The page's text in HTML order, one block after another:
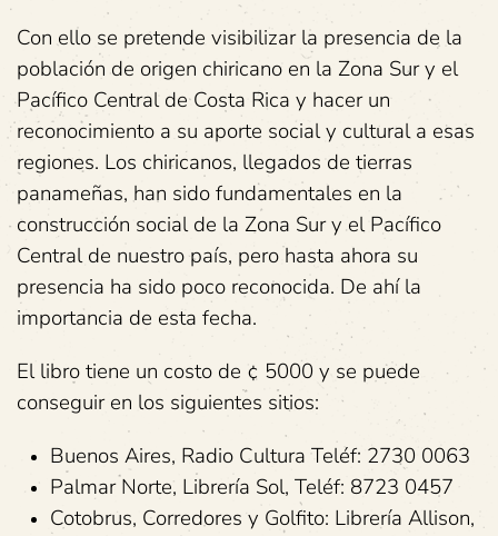
Con ello se pretende visibilizar la presencia de la
población de origen chiricano en la Zona Sur y el
Pacífico Central de Costa Rica y hacer un
reconocimiento a su aporte social y cultural a esas
regiones. Los chiricanos, llegados de tierras
panameñas, han sido fundamentales en la
construcción social de la Zona Sur y el Pacífico
Central de nuestro país, pero hasta ahora su
presencia ha sido poco reconocida. De ahí la
importancia de esta fecha.
El libro tiene un costo de ¢ 5000 y se puede
conseguir en los siguientes sitios:
Buenos Aires, Radio Cultura Teléf: 2730 0063
Palmar Norte, Librería Sol, Teléf: 8723 0457
Cotobrus, Corredores y Golfito: Librería Allison,